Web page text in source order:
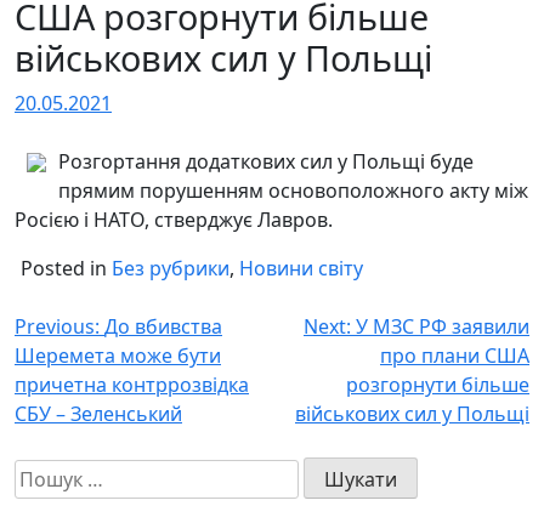
США розгорнути більше
військових сил у Польщі
20.05.2021
Розгортання додаткових сил у Польщі буде
прямим порушенням основоположного акту між
Росією і НАТО, стверджує Лавров.
Posted in Без рубрики, Новини світу
Навігація
записів
Previous: До вбивства
Шеремета може бути
причетна контррозвідка
СБУ – Зеленський
Next: У МЗС РФ заявили
про плани США
розгорнути більше
військових сил у Польщі
Пошук: